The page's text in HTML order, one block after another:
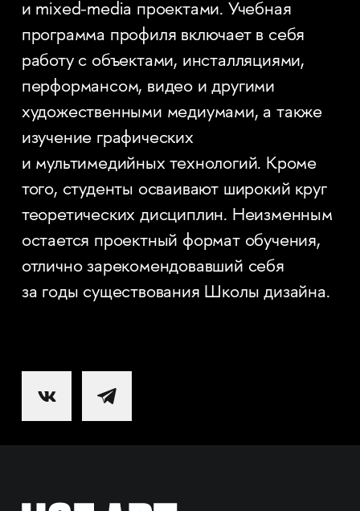
и mixed-media проектами. Учебная
программа профиля включает в себя
работу с объектами, инсталляциями,
перформансом, видео и другими
художественными медиумами, а также
изучение графических
и мультимедийных технологий. Кроме
того, студенты осваивают широкий круг
теоретических дисциплин. Неизменным
остается проектный формат обучения,
отлично зарекомендовавший себя
за годы существования Школы дизайна.